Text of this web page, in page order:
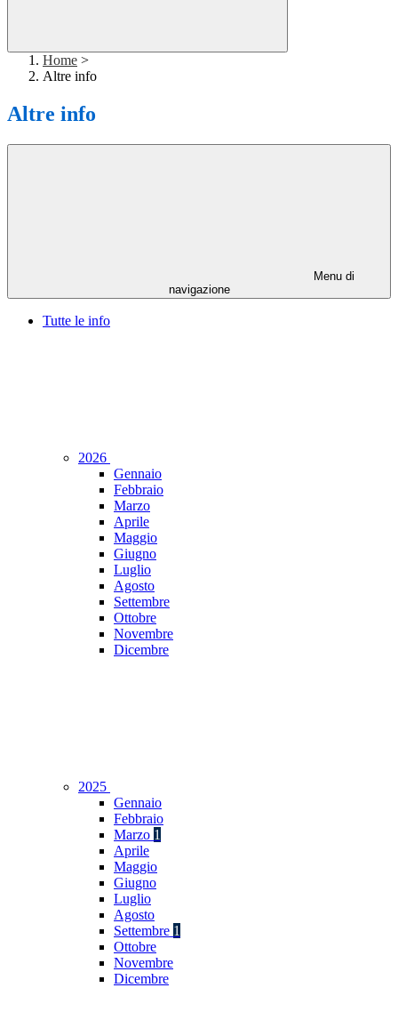
Home >
Altre info
Altre info
Menu di
navigazione
Tutte le info
2026
Gennaio
Febbraio
Marzo
Aprile
Maggio
Giugno
Luglio
Agosto
Settembre
Ottobre
Novembre
Dicembre
2025
Gennaio
Febbraio
Marzo 1
Aprile
Maggio
Giugno
Luglio
Agosto
Settembre 1
Ottobre
Novembre
Dicembre